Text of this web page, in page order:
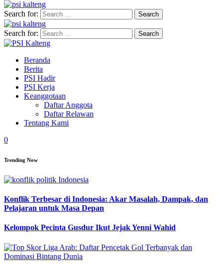
Search for:
Search for:
Beranda
Berita
PSI Hadir
PSI Kerja
Keanggotaan
Daftar Anggota
Daftar Relawan
Tentang Kami
0
Trending Now
Konflik Terbesar di Indonesia: Akar Masalah, Dampak, dan
Pelajaran untuk Masa Depan
Kelompok Pecinta Gusdur Ikut Jejak Yenni Wahid